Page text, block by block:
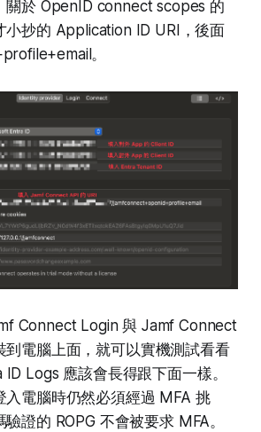
關於 OpenID connect scopes 的
小抄的 Application ID URI，後面
。
Connect Login 與 Jamf Connect
到電腦上面，就可以實機測試看看
Logs 應該會長得跟下面一樣。
入電腦時仍然必須經過 MFA 挑
證的 ROPG 不會被要求 MFA。